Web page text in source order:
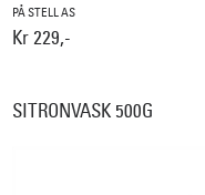
PÅ STELL AS
Kr 229,-
SITRONVASK 500G